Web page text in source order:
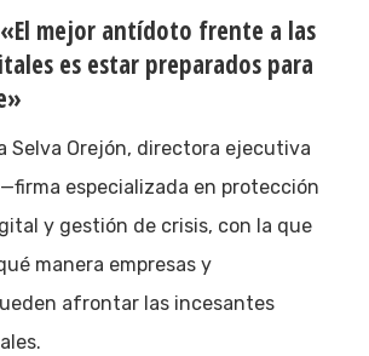
mejor antídoto frente a las
es estar preparados para
Selva Orejón, directora ejecutiva
especializada en protección
y gestión de crisis, con la que
manera empresas y
afrontar las incesantes